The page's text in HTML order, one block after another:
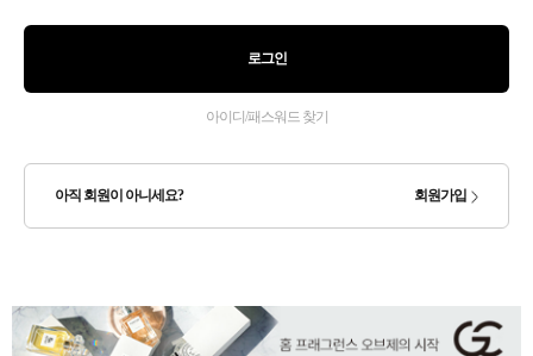
로그인
아이디/패스워드 찾기
아직 회원이 아니세요? 회원가입